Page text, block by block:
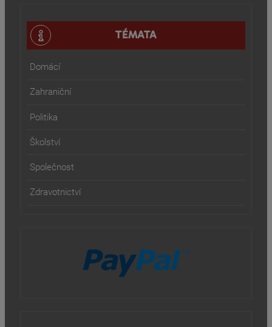
TÉMATA
Domácí
Zahraniční
Politika
Školství
Společnost
Zdravotnictví